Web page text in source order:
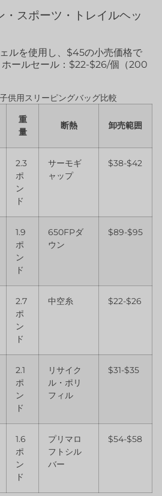
スポーツ・トレイルヘッ
ルを使用し、$45の小売価格で
ールセール：$22-$26/個（200
供用スリーピングバッグ比較
重
量
断熱 卸売範囲
2.3
ポ
ン
ド
サーモギ
ャップ
$38-$42
1.9
ポ
ン
ド
650FPダ
ウン
$89-$95
2.7
ポ
ン
ド
中空糸 $22-$26
2.1
ポ
ン
ド
リサイク
ル・ポリ
フィル
$31-$35
1.6
ポ
ン
ド
プリマロ
フトシル
バー
$54-$58